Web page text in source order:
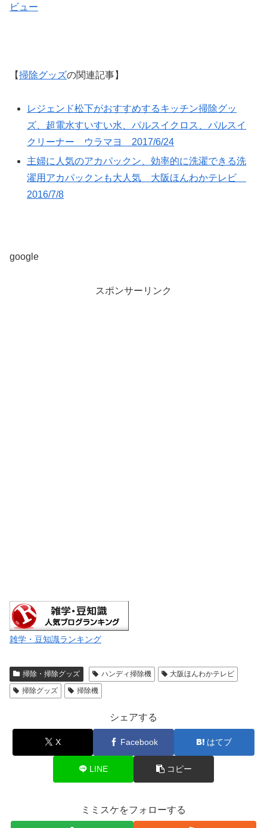
ビュー
【掃除グッズの関連記事】
レジェンド松下がおすすめするキッチン掃除グッ
ズ、超電水すいすい水、パルスイクロス、パルスイ
クリーナー ウラマヨ 2017/6/24
主婦に人気のアカパックン、効率的に洗濯できる洗
濯用アカパックンも大人気 大阪ほんわかテレビ
2016/7/8
google
スポンサーリンク
雑学・豆知識ランキング
掃除・掃除グッズ ハンディ掃除機
大阪ほんわかテレビ
掃除グッズ
掃除機
シェアする
X Facebook はてブ
LINE コピー
ミミスケをフォローする